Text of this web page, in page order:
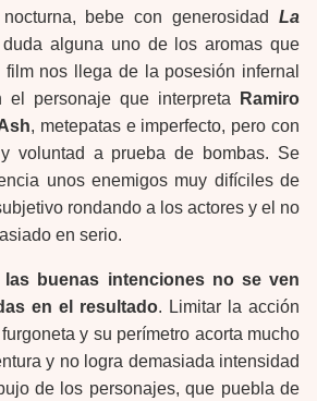
bebe con generosidad La
alguna uno de los aromas que
nos llega de la posesión infernal
el personaje que interpreta
Ramiro
, metepatas e imperfecto, pero con
voluntad a prueba de bombas. Se
unos enemigos muy difíciles de
rondando a los actores y el no
en serio.
las buenas intenciones no se ven
en el resultado. Limitar la acción
y su perímetro acorta mucho
y no logra demasiada intensidad
de los personajes, que puebla de